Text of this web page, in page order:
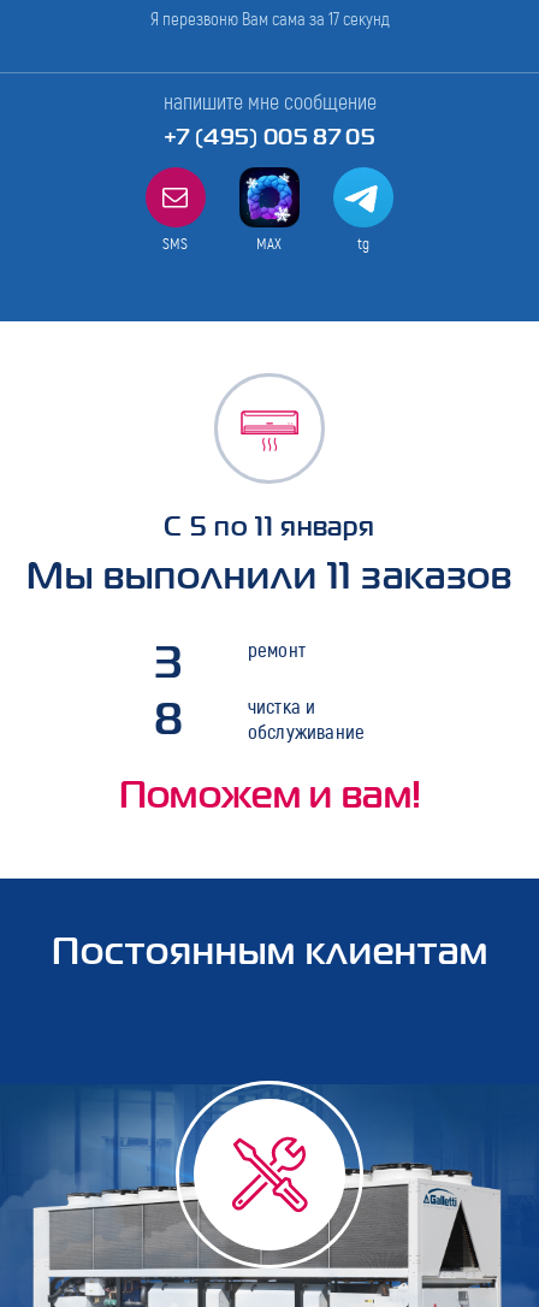
Я перезвоню Вам сама за 17секунд
напишите мне сообщение
+7 (495) 005 87 05
SMS MAX tg
С 5 по 11 января
Мы выполнили 11 заказов
3 ремонт
8
чистка и
обслуживание
Поможем и вам!
Постоянным клиентам